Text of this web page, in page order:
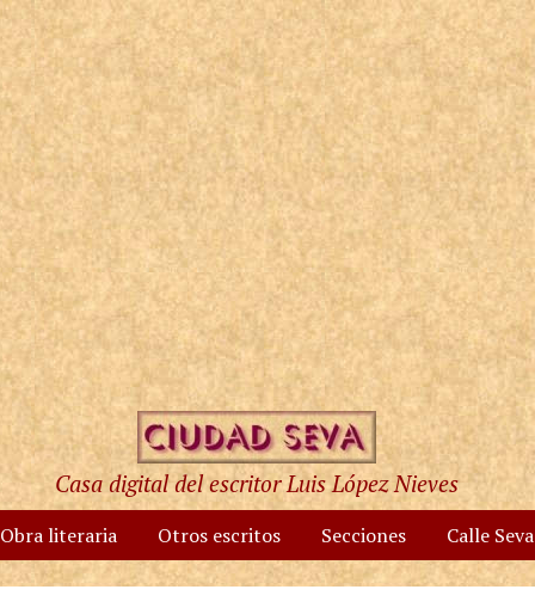
Casa digital del escritor Luis López Nieves
Obra literaria Otros escritos Secciones Calle Seva